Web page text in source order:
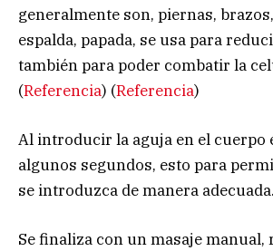
generalmente son, piernas,
espalda, papada, se usa para
también para poder combatir la
(Referencia) (Referencia)
Al introducir la aguja en el cuerpo
algunos segundos, esto para
se introduzca de manera
Se finaliza con un masaje manual,